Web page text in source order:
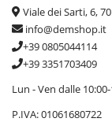
Viale dei Sarti, 6,
info@demshop.it
+39 0805044114
+39 3351703409
Lun - Ven dalle
P.IVA: 01061680722